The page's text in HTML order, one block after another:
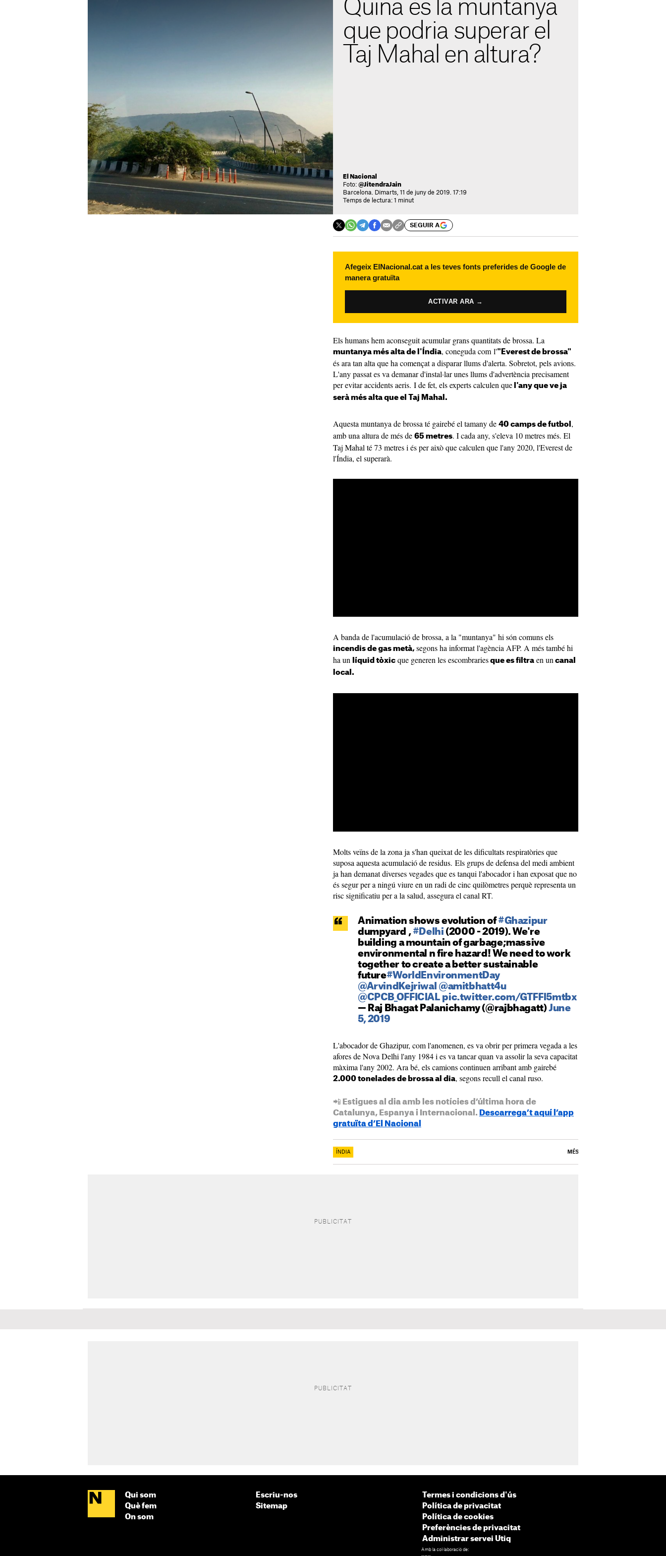
Quina és la muntanya
que podria superar el
Taj Mahal en altura?
El Nacional
Foto: @JitendraJain
Barcelona. Dimarts, 11 de juny de 2019. 17:19
Temps de lectura: 1 minut
SEGUIR A
Afegeix ElNacional.cat a les teves fonts preferides de Google de
manera gratuïta
ACTIVAR ARA →
Els humans hem aconseguit acumular grans quantitats de brossa. La
muntanya més alta de l'Índia, coneguda com l'"Everest de brossa"
és ara tan alta que ha començat a disparar llums d'alerta. Sobretot, pels avions.
L'any passat es va demanar d'instal·lar unes llums d'advertència precisament
per evitar accidents aeris. I de fet, els experts calculen que l'any que ve ja
serà més alta que el Taj Mahal.
Aquesta muntanya de brossa té gairebé el tamany de 40 camps de futbol ,
amb una altura de més de 65 metres. I cada any, s'eleva 10 metres més. El
Taj Mahal té 73 metres i és per això que calculen que l'any 2020, l'Everest de
l'Índia, el superarà.
A banda de l'acumulació de brossa, a la "muntanya" hi són comuns els
incendis de gas metà, segons ha informat l'agència AFP. A més també hi
ha un líquid tòxic que generen les escombraries que es filtra en un canal
local.
Molts veïns de la zona ja s'han queixat de les dificultats respiratòries que
suposa aquesta acumulació de residus. Els grups de defensa del medi ambient
ja han demanat diverses vegades que es tanqui l'abocador i han exposat que no
és segur per a ningú viure en un radi de cinc quilòmetres perquè representa un
risc significatiu per a la salud, assegura el canal RT.
Animation shows evolution of#Ghazipur
dumpyard , #Delhi (2000 - 2019). We're
building a mountain of garbage;massive
environmental n fire hazard! We need to work
together to create a better sustainable
future#WorldEnvironmentDay
@ArvindKejriwal @amitbhatt4u
@CPCB_OFFICIAL pic.twitter.com/GTFFl5mtbx
— Raj Bhagat Palanichamy (@rajbhagatt)June
5, 2019
L'abocador de Ghazipur, com l'anomenen, es va obrir per primera vegada a les
afores de Nova Delhi l'any 1984 i es va tancar quan va assolir la seva capacitat
màxima l'any 2002. Ara bé, els camions continuen arribant amb gairebé
2.000 tonelades de brossa al dia, segons recull el canal ruso.
📲 Estigues al dia amb les notícies d’última hora de
Catalunya, Espanya i Internacional. Descarrega’t aquí l’app
gratuïta d’El Nacional
ÍNDIA MÉS
Qui som
Què fem
On som
Escriu-nos
Sitemap
Termes i condicions d'ús
Política de privacitat
Política de cookies
Preferències de privacitat
Administrar servei Utiq
Amb la col·laboració de: